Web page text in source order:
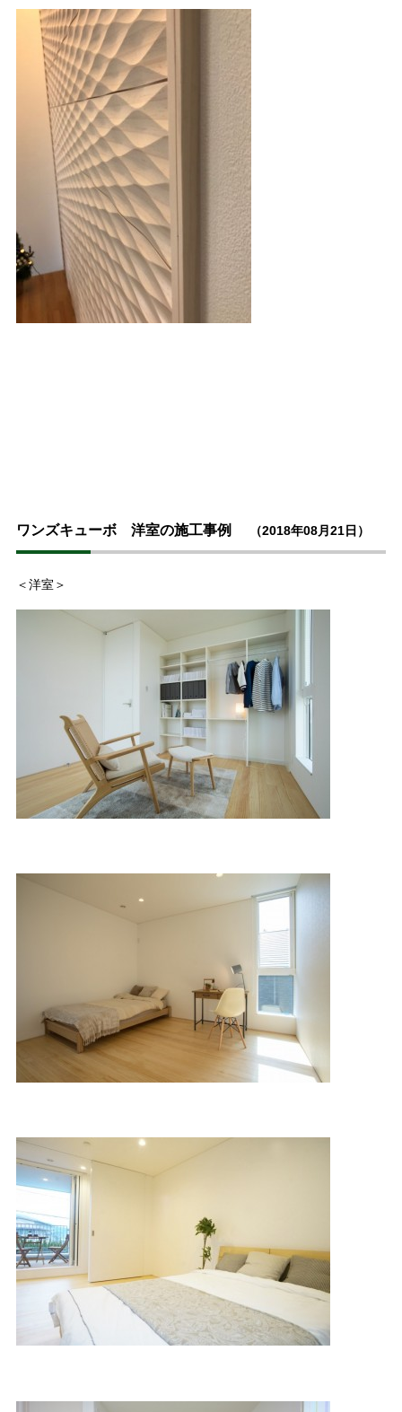
ワンズキューボ 洋室の施工事例 （2018年08月21日）
＜洋室＞